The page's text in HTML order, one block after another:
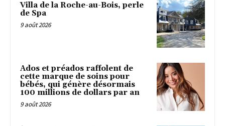
Villa de la Roche-au-Bois, perle
de Spa
9 août 2026
Ados et préados raffolent de
cette marque de soins pour
bébés, qui génère désormais
100 millions de dollars par an
9 août 2026